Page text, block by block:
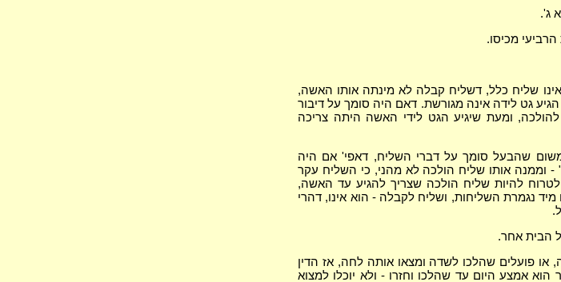
ג'.
מכיסו.
שליח כלל, דשליח קבלה לא מינתה אותו האשה,
גט לידה אינה מגורשת. דאם היה סומך על דיבור
ומעת שיגיע הגט לידי האשה היתה צריכה
שהבעל סומך על דברי השליח, דאפי' אם היה
וממנה אותו שליח הולכה לא מהני, כי השליח עקר
להיות שליח הולכה שצריך להגיע עד האשה,
נגמרת השליחות, ושליח לקבלה - הוא אינו, דהרי
הבית אחר.
או פועלים שהלכו לשדה ומצאו אותה לחה, אז הדין
אמצע היום עד שהלכו וחזרו - ולא יוכלו למצוא